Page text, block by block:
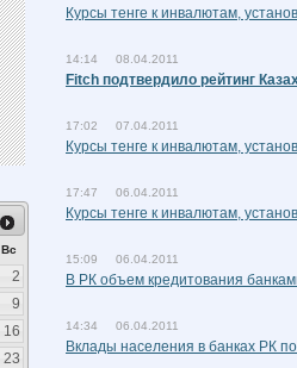
Вс
2
9
16
23
Курсы тенге к инвалютам,
14:14 08.04.2011
Fitch подтвердило рейтинг
17:02 07.04.2011
Курсы тенге к инвалютам,
17:47 06.04.2011
Курсы тенге к инвалютам,
15:09 06.04.2011
В РК объем кредитования
14:34 06.04.2011
Вклады населения в банках РК